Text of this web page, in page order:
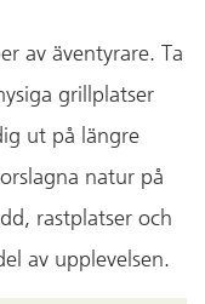
av äventyrare. Ta
grillplatser
ut på längre
natur på
rastplatser och
av upplevelsen.